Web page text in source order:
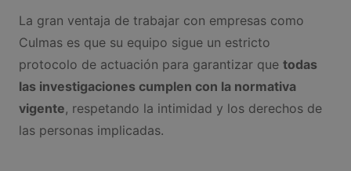
La gran ventaja de trabajar con empresas como
Culmas es que su equipo sigue un estricto
protocolo de actuación para garantizar que todas
las investigaciones cumplen con la normativa
vigente, respetando la intimidad y los derechos de
las personas implicadas.